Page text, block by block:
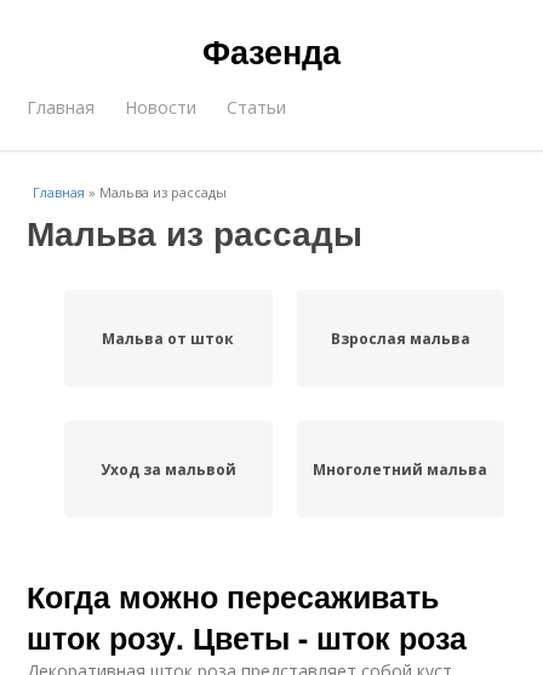
Фазенда
Главная Новости Статьи
Главная » Мальва из рассады
Мальва из рассады
Мальва от шток Взрослая мальва
Уход за мальвой Многолетний мальва
Когда можно пересаживать
шток розу. Цветы - шток роза